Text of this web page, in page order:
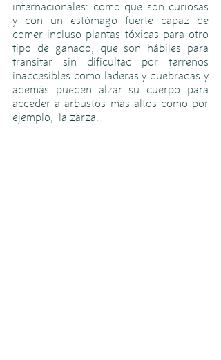
internacionales: como que son curiosas
y con un estómago fuerte capaz de
comer incluso plantas tóxicas para otro
tipo de ganado, que son hábiles para
transitar sin dificultad por terrenos
inaccesibles como laderas y quebradas y
además pueden alzar su cuerpo para
acceder a arbustos más altos como por
ejemplo,  la zarza.